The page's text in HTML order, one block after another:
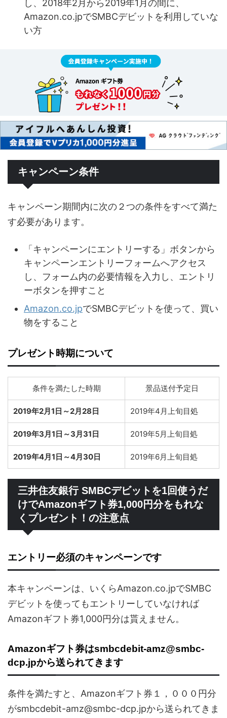
し、2018年2月から2019年1月の間に、
Amazon.co.jpでSMBCデビットを利用していな
い方
キャンペーン条件
キャンペーン期間内に次の２つの条件をすべて満た
す必要があります。
「キャンペーンにエントリーする」ボタンから
キャンペーンエントリーフォームへアクセス
し、フォーム内の必要情報を入力し、エントリ
ーボタンを押すこと
Amazon.co.jpでSMBCデビットを使って、買い
物をすること
プレゼント時期について
条件を満たした時期 景品送付予定日
2019年2月1日～2月28日 2019年4月上旬目処
2019年3月1日～3月31日 2019年5月上旬目処
2019年4月1日～4月30日 2019年6月上旬目処
三井住友銀行 SMBCデビットを1回使うだ
けでAmazonギフト券1,000円分をもれな
くプレゼント！の注意点
エントリー必須のキャンペーンです
本キャンペーンは、いくらAmazon.co.jpでSMBC
デビットを使ってもエントリーしていなければ
Amazonギフト券1,000円分は貰えません。
Amazonギフト券はsmbcdebit-amz@smbc-
dcp.jpから送られてきます
条件を満たすと、Amazonギフト券１，０００円分
がsmbcdebit-amz@smbc-dcp.jpから送られてきま